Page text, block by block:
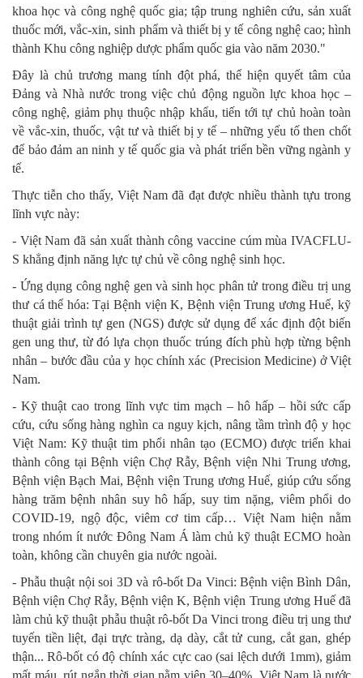
khoa học và công nghệ quốc gia; tập trung nghiên cứu, sản xuất
thuốc mới, vắc-xin, sinh phẩm và thiết bị y tế công nghệ cao; hình
thành Khu công nghiệp dược phẩm quốc gia vào năm 2030."
Đây là chủ trương mang tính đột phá, thể hiện quyết tâm của
Đảng và Nhà nước trong việc chủ động nguồn lực khoa học –
công nghệ, giảm phụ thuộc nhập khẩu, tiến tới tự chủ hoàn toàn
về vắc-xin, thuốc, vật tư và thiết bị y tế – những yếu tố then chốt
để bảo đảm an ninh y tế quốc gia và phát triển bền vững ngành y
tế.
Thực tiễn cho thấy, Việt Nam đã đạt được nhiều thành tựu trong
lĩnh vực này:
- Việt Nam đã sản xuất thành công vaccine cúm mùa IVACFLU-
S khẳng định năng lực tự chủ về công nghệ sinh học.
- Ứng dụng công nghệ gen và sinh học phân tử trong điều trị ung
thư cá thể hóa: Tại Bệnh viện K, Bệnh viện Trung ương Huế, kỹ
thuật giải trình tự gen (NGS) được sử dụng để xác định đột biến
gen ung thư, từ đó lựa chọn thuốc trúng đích phù hợp từng bệnh
nhân – bước đầu của y học chính xác (Precision Medicine) ở Việt
Nam.
- Kỹ thuật cao trong lĩnh vực tim mạch – hô hấp – hồi sức cấp
cứu, cứu sống hàng nghìn ca nguy kịch, nâng tầm trình độ y học
Việt Nam: Kỹ thuật tim phổi nhân tạo (ECMO) được triển khai
thành công tại Bệnh viện Chợ Rẫy, Bệnh viện Nhi Trung ương,
Bệnh viện Bạch Mai, Bệnh viện Trung ương Huế, giúp cứu sống
hàng trăm bệnh nhân suy hô hấp, suy tim nặng, viêm phổi do
COVID-19, ngộ độc, viêm cơ tim cấp… Việt Nam hiện nằm
trong nhóm ít nước Đông Nam Á làm chủ kỹ thuật ECMO hoàn
toàn, không cần chuyên gia nước ngoài.
- Phẫu thuật nội soi 3D và rô-bốt Da Vinci: Bệnh viện Bình Dân,
Bệnh viện Chợ Rẫy, Bệnh viện K, Bệnh viện Trung ương Huế đã
làm chủ kỹ thuật phẫu thuật rô-bốt Da Vinci trong điều trị ung thư
tuyến tiền liệt, đại trực tràng, dạ dày, cắt tử cung, cắt gan, ghép
thận... Rô-bốt có độ chính xác cực cao (sai lệch dưới 1mm), giảm
mất máu, rút ngắn thời gian nằm viện 30–40%. Việt Nam là nước